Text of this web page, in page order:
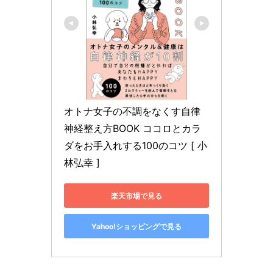
オトナ女子の不調をなくす自律
神経整え方BOOK ココロとカラ
ダをお手入れする100のコツ [ 小
林弘幸 ]
楽天市場で見る
Yahoo!ショッピングで見る